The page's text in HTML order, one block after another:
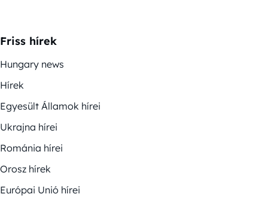
Friss hírek
Hungary news
Hírek
Egyesült Államok hírei
Ukrajna hírei
Románia hírei
Orosz hírek
Európai Unió hírei